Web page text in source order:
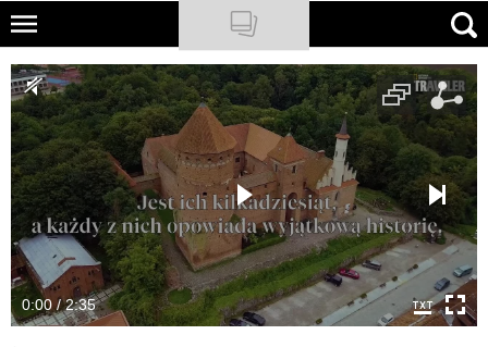
Skip
main
content
NATIONAL GEOGRAPHIC
TRAVELER
PODCASTY
Sklep
Newsletter
Cuda Polski
0:00 / 2:35